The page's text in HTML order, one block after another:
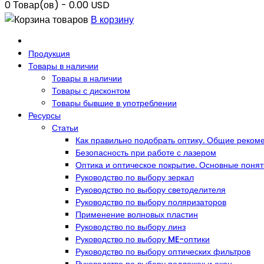
0Товар(ов) - 0.00 USD
В корзину
Продукция
Товары в наличии
Товары в наличии
Товары с дисконтом
Товары бывшие в употреблении
Ресурсы
Статьи
Как правильно подобрать оптику. Общие
Безопасность при работе с лазером
Оптика и оптическое покрытие. Основные
Руководство по выбору зеркал
Руководство по выбору светоделителя
Руководство по выбору поляризаторов
Применение волновых пластин
Руководство по выбору линз
Руководство по выбору ME-оптики
Руководство по выбору оптических фильтров